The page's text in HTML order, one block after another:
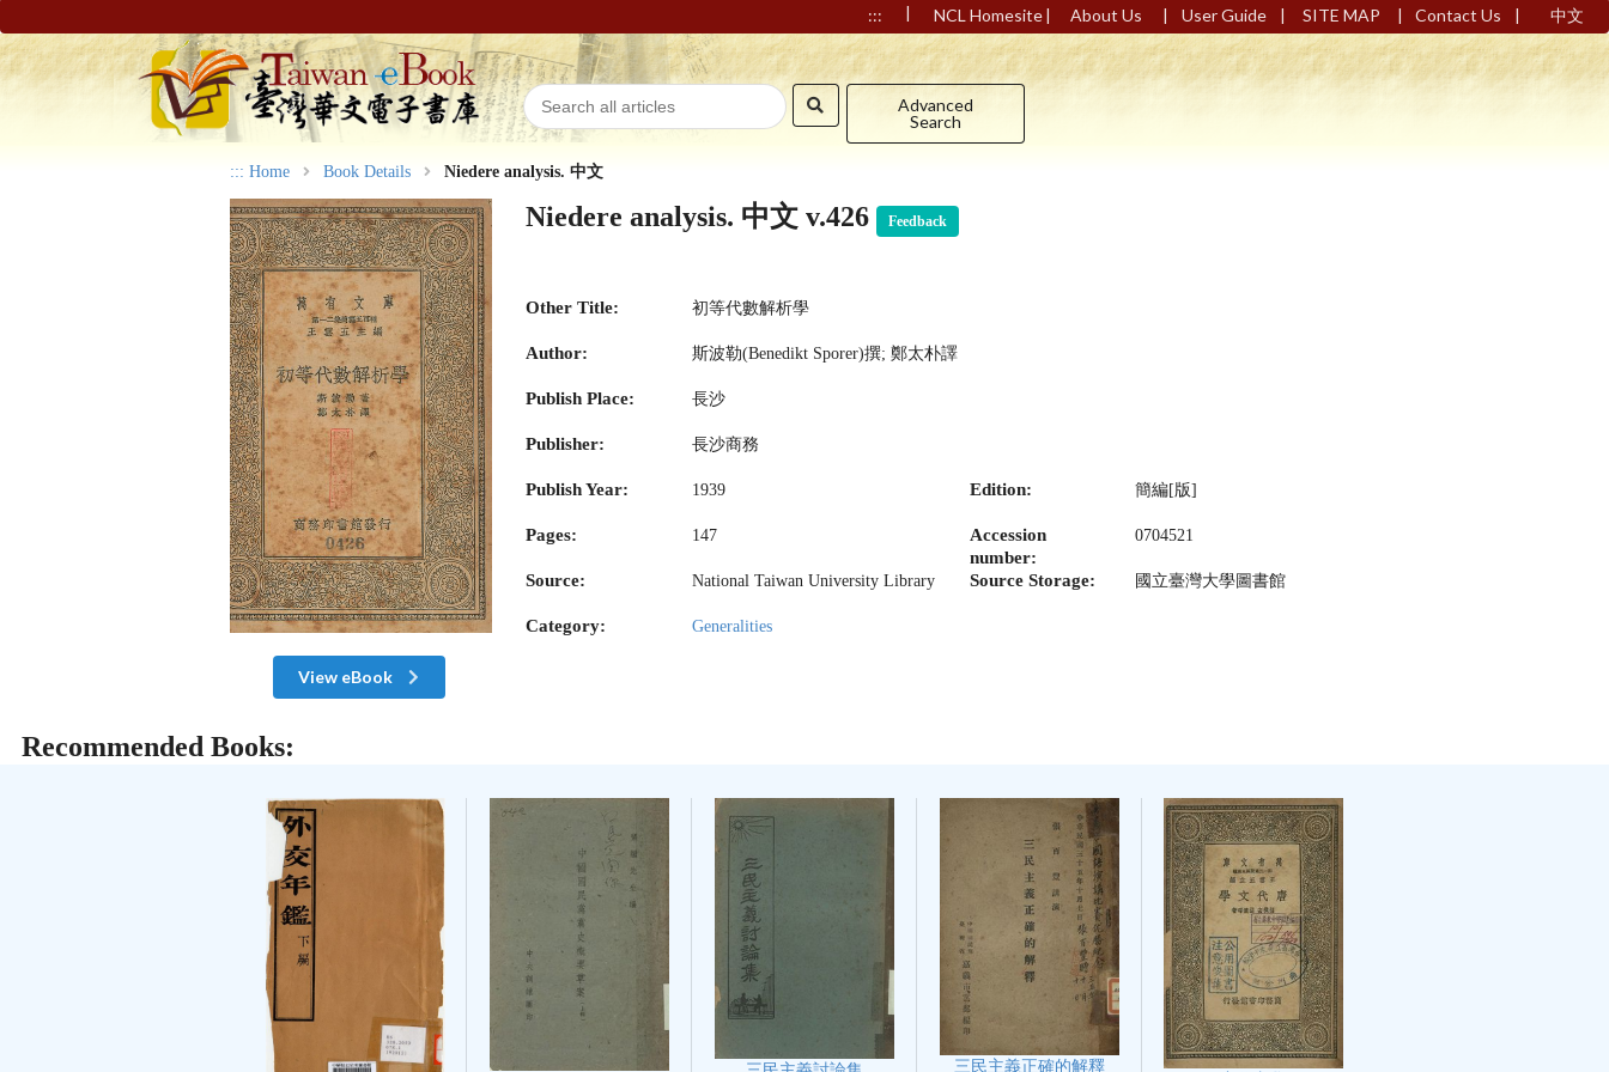
::: | NCL Homesite| About Us | User Guide | SITE MAP | Contact Us | 中文
Advanced
Search
::: Home Book Details Niedere analysis. 中文
View eBook
Niedere analysis. 中文 v.426 Feedback
Other Title: 初等代數解析學
Author: 斯波勒(Benedikt Sporer)撰; 鄭太朴譯
Publish Place: 長沙
Publisher: 長沙商務
Publish Year: 1939 Edition: 簡編[版]
Pages: 147
Accession
number:
0704521
Source: National Taiwan University Library Source Storage: 國立臺灣大學圖書館
Category: Generalities
Recommended Books:
三民主義正確的解釋